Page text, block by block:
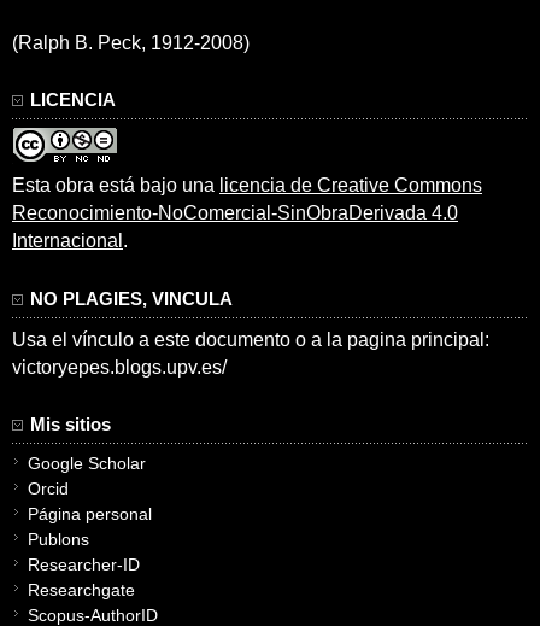
(Ralph B. Peck, 1912-2008)
LICENCIA
Esta obra está bajo una licencia de Creative Commons
Reconocimiento-NoComercial-SinObraDerivada 4.0
Internacional .
NO PLAGIES, VINCULA
Usa el vínculo a este documento o a la pagina principal:
victoryepes.blogs.upv.es/
Mis sitios
Google Scholar
Orcid
Página personal
Publons
Researcher-ID
Researchgate
Scopus-AuthorID